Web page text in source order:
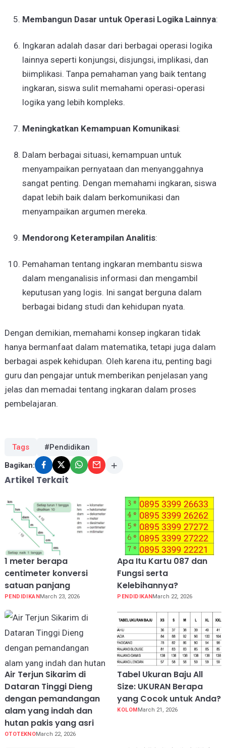
Membangun Dasar untuk Operasi Logika Lainnya:
Ingkaran adalah dasar dari berbagai operasi logika
lainnya seperti konjungsi, disjungsi, implikasi, dan
biimplikasi. Tanpa pemahaman yang baik tentang
ingkaran, siswa sulit memahami operasi-operasi
logika yang lebih kompleks.
Meningkatkan Kemampuan Komunikasi:
Dalam berbagai situasi, kemampuan untuk
menyampaikan pernyataan dan menyanggahnya
sangat penting. Dengan memahami ingkaran, siswa
dapat lebih baik dalam berkomunikasi dan
menyampaikan argumen mereka.
Mendorong Keterampilan Analitis:
Pemahaman tentang ingkaran membantu siswa
dalam menganalisis informasi dan mengambil
keputusan yang logis. Ini sangat berguna dalam
berbagai bidang studi dan kehidupan nyata.
Dengan demikian, memahami konsep ingkaran tidak
hanya bermanfaat dalam matematika, tetapi juga dalam
berbagai aspek kehidupan. Oleh karena itu, penting bagi
guru dan pengajar untuk memberikan penjelasan yang
jelas dan memadai tentang ingkaran dalam proses
pembelajaran.
Tags #Pendidikan
Bagikan:
Artikel Terkait
1 meter berapa
centimeter konversi
satuan panjang
PENDIDIKANMarch 23, 2026
Apa Itu Kartu 087 dan
Fungsi serta
Kelebihannya?
PENDIDIKANMarch 22, 2026
Air Terjun Sikarim di
Dataran Tinggi Dieng
dengan pemandangan
alam yang indah dan
hutan pakis yang asri
OTOTEKNOMarch 22, 2026
Tabel Ukuran Baju All
Size: UKURAN Berapa
yang Cocok untuk Anda?
KOLOM March 21, 2026